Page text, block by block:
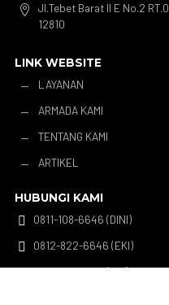

Jl.Tebet Barat II E No.2
12810
LINK WEBSITE
K
LAYANAN
K ARMADA KAMI
K TENTANG KAMI
K ARTIKEL
HUBUNGI KAMI

0811-108-6646 (DINI)

0812-822-6646 (EKI)
0811-139-6646 (EKI)